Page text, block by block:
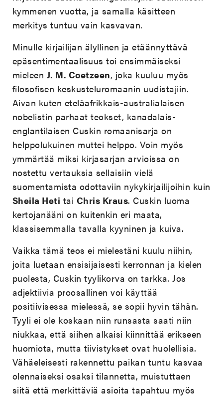
kymmenen vuotta, ja samalla käsitteen
merkitys tuntuu vain kasvavan.
Minulle kirjailijan älyllinen ja etäännyttävä
epäsentimentaalisuus toi ensimmäiseksi
mieleen J. M. Coetzeen, joka kuuluu myös
filosofisen keskusteluromaanin uudistajiin.
Aivan kuten eteläafrikkais-australialaisen
nobelistin parhaat teokset, kanadalais-
englantilaisen Cuskin romaanisarja on
helppolukuinen muttei helppo. Voin myös
ymmärtää miksi kirjasarjan arvioissa on
nostettu vertauksia sellaisiin vielä
suomentamista odottaviin nykykirjailijoihin kuin
Sheila Heti tai Chris Kraus. Cuskin luoma
kertojanääni on kuitenkin eri maata,
klassisemmalla tavalla kyyninen ja kuiva.
Vaikka tämä teos ei mielestäni kuulu niihin,
joita luetaan ensisijaisesti kerronnan ja kielen
puolesta, Cuskin tyylikorva on tarkka. Jos
adjektiivia proosallinen voi käyttää
positiivisessa mielessä, se sopii hyvin tähän.
Tyyli ei ole koskaan niin runsasta saati niin
niukkaa, että siihen alkaisi kiinnittää erikseen
huomiota, mutta tiivistykset ovat huolellisia.
Vähäeleisesti rakennettu paikan tuntu kasvaa
olennaiseksi osaksi tilannetta, muistuttaen
siitä että merkittäviä asioita tapahtuu myös